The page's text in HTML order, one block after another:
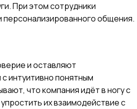
При этом сотрудники
общения.
и оставляют
интуитивно понятным
что компания идёт в ногу с
их взаимодействие с